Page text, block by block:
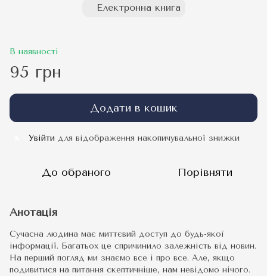
Електронна книга
В наявності
95 грн
Додати в кошик
Увійти для відображення накопичувальної знижки
До обраного Порівняти
Анотація
Сучасна людина має миттєвий доступ до будь-якої
інформації. Багатьох це спричинило залежність від новин.
На перший погляд ми знаємо все і про все. Але, якщо
подивитися на питання скептичніше, нам невідомо нічого.